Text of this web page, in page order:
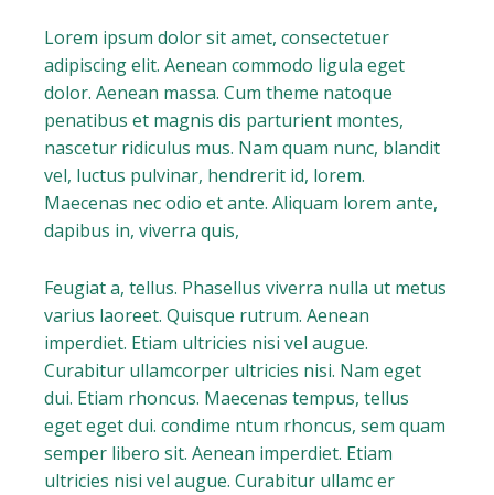
Lorem ipsum dolor sit amet, consectetuer
adipiscing elit. Aenean commodo ligula eget
dolor. Aenean massa. Cum theme natoque
penatibus et magnis dis parturient montes,
nascetur ridiculus mus. Nam quam nunc, blandit
vel, luctus pulvinar, hendrerit id, lorem.
Maecenas nec odio et ante. Aliquam lorem ante,
dapibus in, viverra quis,
Feugiat a, tellus. Phasellus viverra nulla ut metus
varius laoreet. Quisque rutrum. Aenean
imperdiet. Etiam ultricies nisi vel augue.
Curabitur ullamcorper ultricies nisi. Nam eget
dui. Etiam rhoncus. Maecenas tempus, tellus
eget eget dui. condime ntum rhoncus, sem quam
semper libero sit. Aenean imperdiet. Etiam
ultricies nisi vel augue. Curabitur ullamc er